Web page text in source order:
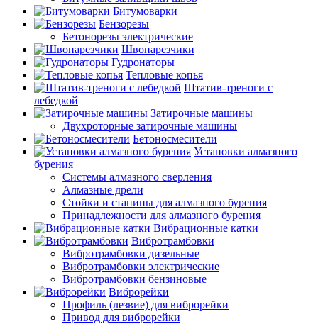
Битумоварки
Бензорезы
Бетонорезы электрические
Швонарезчики
Гудронаторы
Тепловые копья
Штатив-треноги с
лебедкой
Затирочные машины
Двухроторные затирочные машины
Бетоносмесители
Установки алмазного
бурения
Системы алмазного сверления
Алмазные дрели
Стойки и станины для алмазного бурения
Принадлежности для алмазного бурения
Вибрационные катки
Вибротрамбовки
Вибротрамбовки дизельные
Вибротрамбовки электрические
Вибротрамбовки бензиновые
Виброрейки
Профиль (лезвие) для виброрейки
Привод для виброрейки